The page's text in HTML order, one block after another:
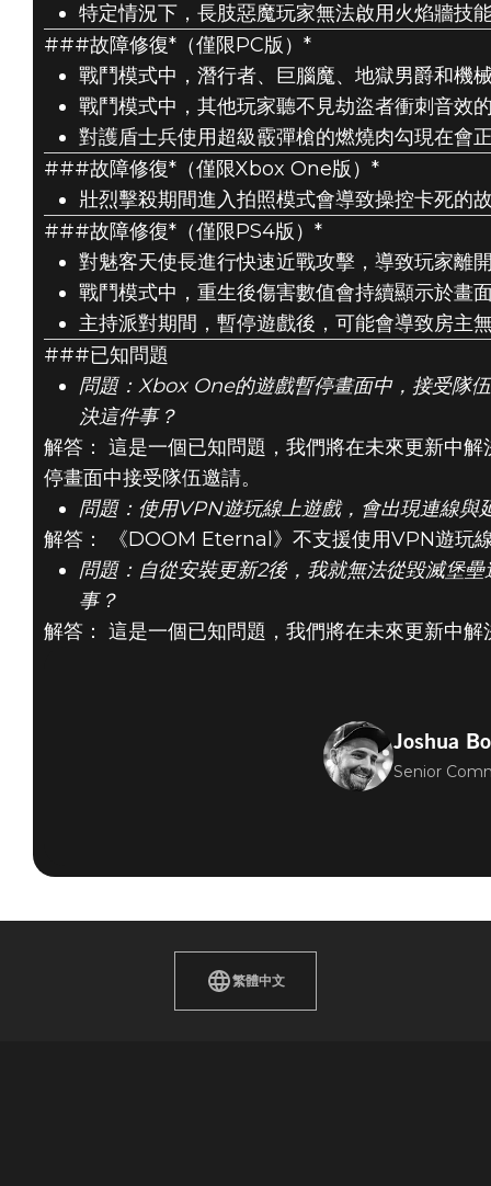
特定情況下，長肢惡魔玩家無法啟用火焰牆技
###故障修復*（僅限PC版）*
戰鬥模式中，其他玩家聽不見劫盜者衝刺音效
對護盾士兵使用超級霰彈槍的燃燒肉勾現在會
###故障修復*（僅限Xbox One版）*
壯烈擊殺期間進入拍照模式會導致操控卡死的
###故障修復*（僅限PS4版）*
對魅客天使長進行快速近戰攻擊，導致玩家離
戰鬥模式中，重生後傷害數值會持續顯示於畫
主持派對期間，暫停遊戲後，可能會導致房主
###已知問題
問題：Xbox One的遊戲暫停畫面中，接受隊
決這件事？
解答： 這是一個已知問題，我們將在未來更新中
停畫面中接受隊伍邀請。
問題：使用VPN遊玩線上遊戲，會出現連線與
解答： 《DOOM Eternal》不支援使用VPN遊玩
問題：自從安裝更新2後，我就無法從毀滅堡
事？
解答： 這是一個已知問題，我們將在未來更新中
Joshua
Senior
繁體中文